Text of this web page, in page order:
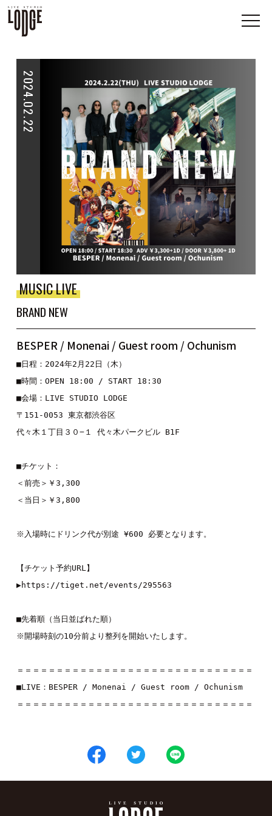
2024.02.22
MUSIC LIVE
BRAND NEW
BESPER / Monenai / Guest room / Ochunism
■日程：2024年2月22日（木）
■時間： OPEN 18:00 / START 18:30
■会場： LIVE STUDIO LODGE
〒 151-0053 東京都渋谷区
代々木１丁目３０ −１ 代々木パークビル B1F
■チケット：
＜前売＞￥ 3,300
＜当日＞￥ 3,800
※ 入場時にドリンク代が別途 ¥600 必要となります。
【チケット予約URL 】
▶︎https://tiget.net/events/295563
■先着順（当日並ばれた順）
※開場時刻の10
＝＝＝＝＝＝＝＝＝＝＝＝＝＝＝＝＝＝＝＝＝＝＝＝＝＝＝＝＝＝
■LIVE ：BESPER / Monenai / Guest room / Ochunism
＝＝＝＝＝＝＝＝＝＝＝＝＝＝＝＝＝＝＝＝＝＝＝＝＝＝＝＝＝＝